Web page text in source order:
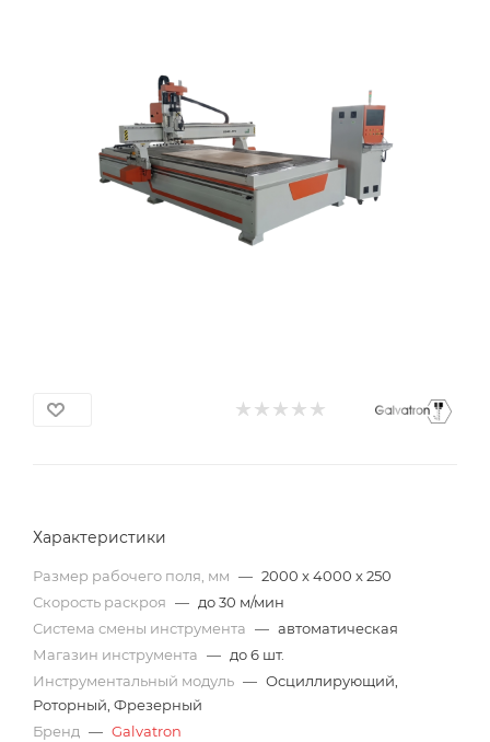
Характеристики
Размер рабочего поля, мм — 2000 x 4000 x 250
Скорость раскроя — до 30 м/мин
Система смены инструмента — автоматическая
Магазин инструмента — до 6 шт.
Инструментальный модуль — Осциллирующий,
Роторный, Фрезерный
Бренд — Galvatron